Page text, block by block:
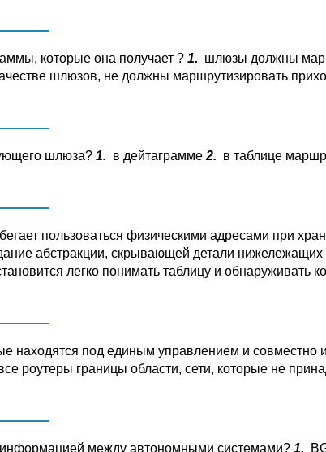
которые она получает ? 1. шлюзы должны
шлюзов, не должны маршрутизировать
шлюза? 1. в дейтаграмме 2. в таблице
пользоваться физическими адресами при
абстракции, скрывающей детали нижележащих
легко понимать таблицу и обнаруживать
находятся под единым управлением и совместно
роутеры границы области, сети, которые не
информацией между автономными системами? 1.